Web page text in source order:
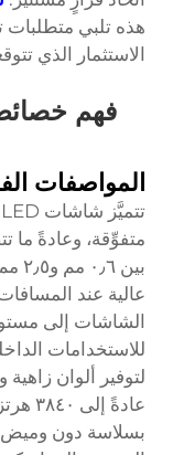
هذه تلبي متطلبات
الاستثمار الذي
المواصفات
متفوِّقة، وعادةً ما
عالية عند
لتوفير ألوان
عادةً
بسلاسة دون وميض